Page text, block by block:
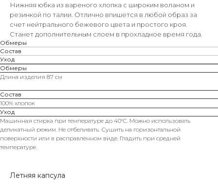
Нижняя юбка из вареного хлопка с широким воланом и
резинкой по талии. Отлично впишется в любой образ за
счет нейтрального бежевого цвета и простого кроя.
Станет дополнительным слоем в прохладное время года.
Обмеры
Состав
Уход
Обмеры
Длина изделия 87 см
Состав
100% хлопок
Уход
Машинная стирка при температуре до 40°C. Можно использовать
деликатный режим. Не отбеливать. Сушить на горизонтальной
поверхности или в расправленном виде. Гладить при средней
температуре.
Летняя капсула